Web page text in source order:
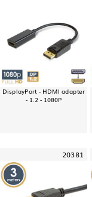
DisplayPort - HDMI adapter
- 1.2 - 1080P
20381